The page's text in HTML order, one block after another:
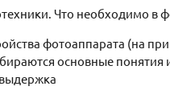
Что необходимо в
фотоаппарата (на
основные понятия